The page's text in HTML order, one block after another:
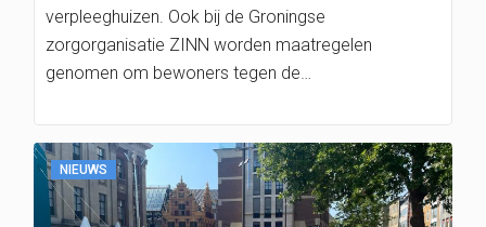
verpleeghuizen. Ook bij de Groningse
zorgorganisatie ZINN worden maatregelen
genomen om bewoners tegen de…
NIEUWS